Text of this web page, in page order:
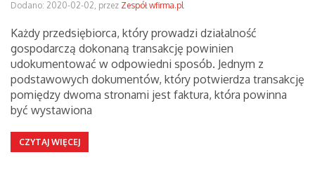
Dodano: 2020-02-02, przez Zespół wfirma.pl
Każdy przedsiębiorca, który prowadzi działalność
gospodarczą dokonaną transakcję powinien
udokumentować w odpowiedni sposób. Jednym z
podstawowych dokumentów, który potwierdza transakcję
pomiędzy dwoma stronami jest faktura, która powinna
być wystawiona
CZYTAJ WIĘCEJ